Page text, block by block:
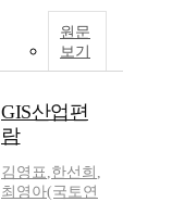
원문
보기
GIS산업편
람
김영표,한선희 ,
최영아(국토연